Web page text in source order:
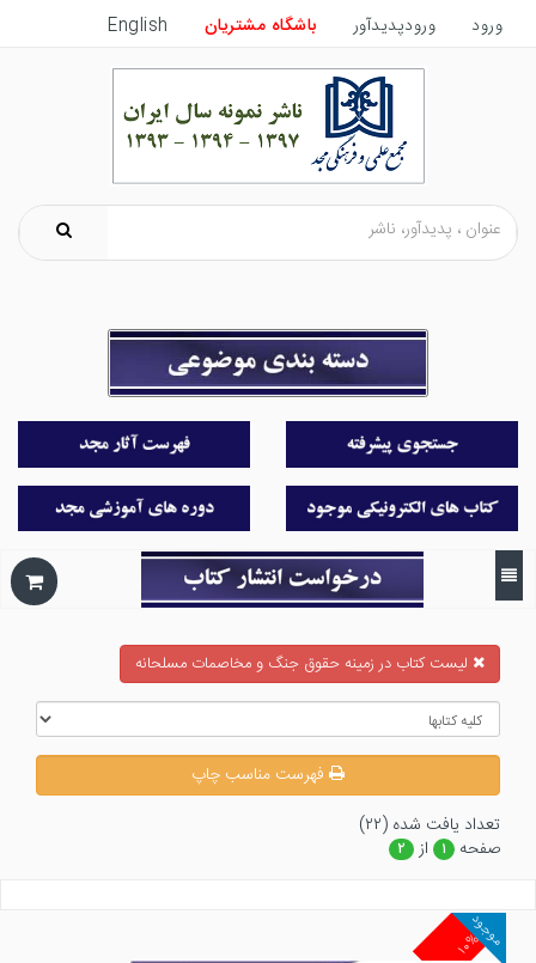
ورود ورودپدیدآور باشگاه مشتریان English
ليست كتاب در زمينه حقوق جنگ و مخاصمات مسلحانه
فهرست مناسب چاپ
تعداد يافت شده (۲۲)
صفحه
۱ از ۲
۱۰%
موجود